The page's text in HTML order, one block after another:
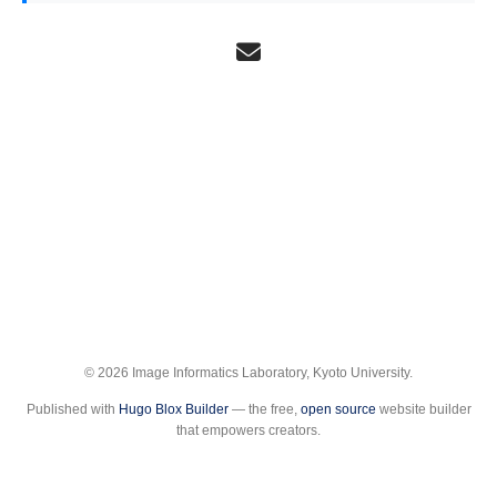
© 2026 Image Informatics Laboratory, Kyoto University.
Published with Hugo Blox Builder— the free, open source website builder
that empowers creators.